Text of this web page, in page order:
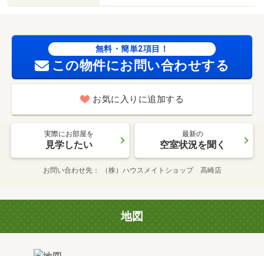
無料・簡単2項目！
この物件にお問い合わせする
お気に入りに追加する
実際にお部屋を
見学したい
最新の
空室状況を聞く
お問い合わせ先 （株）ハウスメイトショップ 高崎店
地図